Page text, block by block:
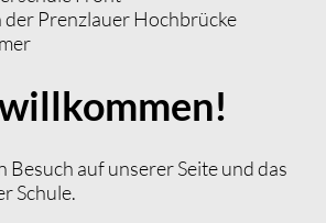
Besuch auf unserer Seite und das
Schule.